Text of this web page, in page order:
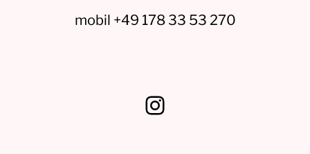
mobil +49 178 33 53 270
Instagram